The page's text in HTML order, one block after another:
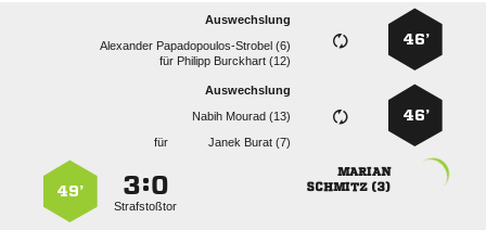
46’
Auswechslung
  
für   
46’
Auswechslung
  
für
  

 
:
Strafstoßtor
49’